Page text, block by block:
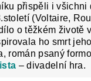
přispěli i všichni
(Voltaire,
o těžkém životě
ho smrt
román psaný
– divadelní hra.